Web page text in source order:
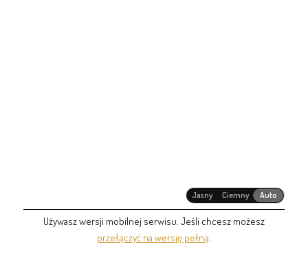
Jasny Ciemny Auto
Używasz wersji mobilnej serwisu. Jeśli chcesz możesz
przełączyć na wersję pełną